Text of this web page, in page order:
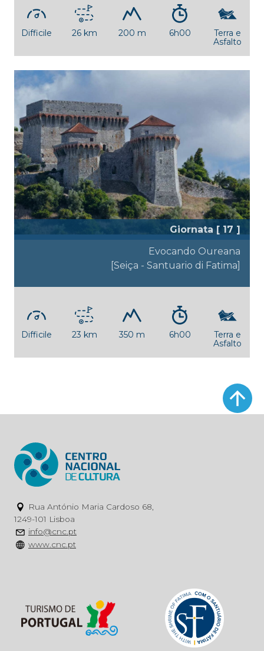
Difficile 26 km 200 m 6h00
Terra e
Asfalto
Giornata [ 17 ]
Evocando Oureana
[Seiça - Santuario di Fatima]
Difficile 23 km 350 m 6h00
Terra e
Asfalto
Rua António Maria Cardoso 68,
1249-101 Lisboa
info@cnc.pt
www.cnc.pt